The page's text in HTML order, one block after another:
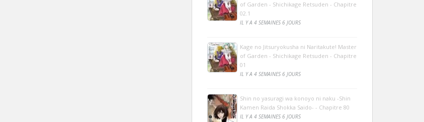
of Garden - Shichikage Retsuden - Chapitre
02.1
IL Y A 4 SEMAINES 6 JOURS
Kage no Jitsuryokusha ni Naritakute! Master
of Garden - Shichikage Retsuden - Chapitre
01
IL Y A 4 SEMAINES 6 JOURS
Shin no yasuragi wa konoyo ni naku -Shin
Kamen Raida Shokka Saido- - Chapitre 80
IL Y A 4 SEMAINES 6 JOURS